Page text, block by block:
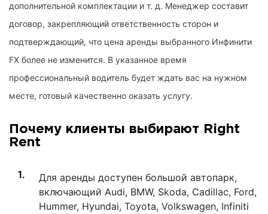
дополнительной комплектации и т. д. Менеджер составит
договор, закрепляющий ответственность сторон и
подтверждающий, что цена аренды выбранного Инфинити
FX более не изменится. В указанное время
профессиональный водитель будет ждать вас на нужном
месте, готовый качественно оказать услугу.
Почему клиенты выбирают Right
Rent
Для аренды доступен большой автопарк,
включающий Audi, BMW, Skoda, Cadillac, Ford,
Hummer, Hyundai, Toyota, Volkswagen, Infiniti